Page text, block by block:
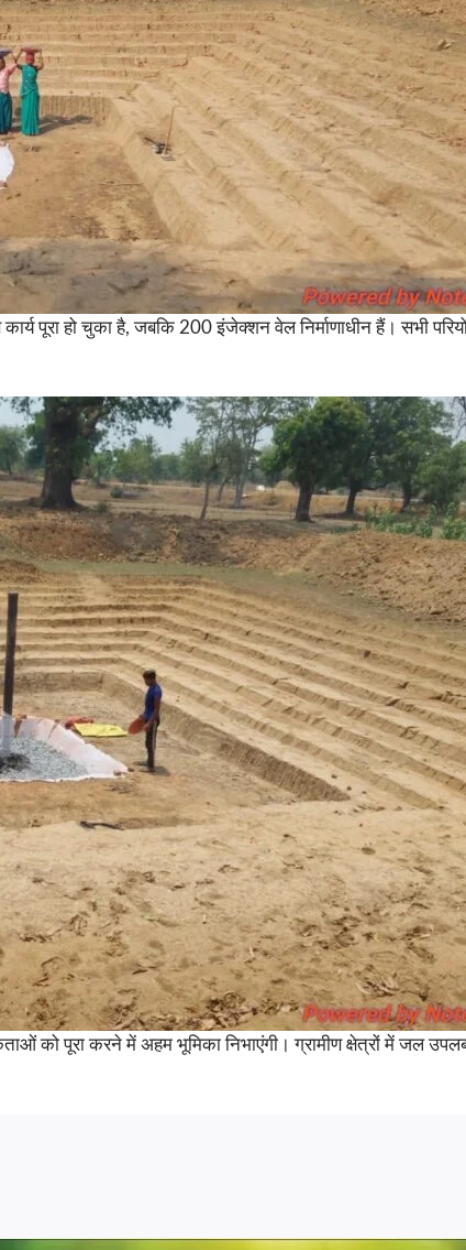
पूरा हो चुका है, जबकि 200 इंजेक्शन वेल निर्माणाधीन हैं। सभी
को पूरा करने में अहम भूमिका निभाएंगी। ग्रामीण क्षेत्रों में जल